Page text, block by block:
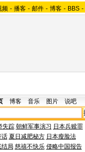
频 - 播客 - 邮件 - 博客 - BBS -
博客 音乐 图片 说吧
失踪 朝鲜军事演习 日本兵赎罪
话 夏日减肥秘方 日本瘦脸法
局 慈禧不快乐 侵略中国报告